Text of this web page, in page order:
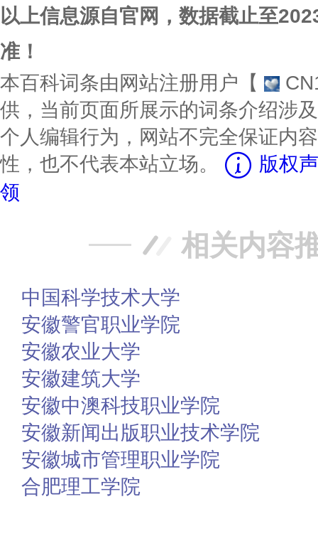
以上信息源自官网，数据截止至
准！
本百科词条由网站注册用户【
供，当前页面所展示的词条介绍涉
个人编辑行为，网站不完全保证内
性，也不代表本站立场。
版权
领
相关内容
中国科学技术大学
安徽警官职业学院
安徽农业大学
安徽建筑大学
安徽中澳科技职业学院
安徽新闻出版职业技术学院
安徽城市管理职业学院
合肥理工学院